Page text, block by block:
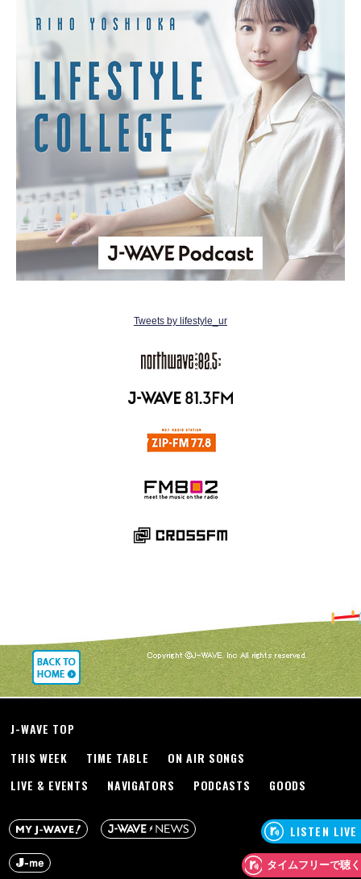
Tweets by lifestyle_ur
J-WAVE TOP
THIS WEEK
TIME TABLE
ON AIR SONGS
LIVE & EVENTS
NAVIGATORS PODCASTS GOODS